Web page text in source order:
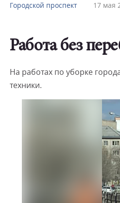
Городской проспект 17 мая
Работа без
На работах по уборке
техники.